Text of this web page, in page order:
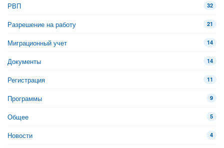
РВП 32
Разрешение на работу 21
Миграционный учет 14
Документы 14
Регистрация 11
Программы 9
Общее 5
Новости 4